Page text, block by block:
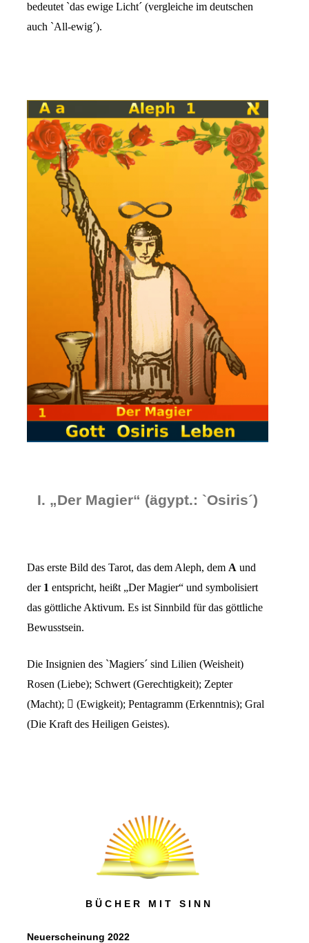
bedeutet `das ewige Licht´ (vergleiche im deutschen
auch `All-ewig´).
I. „Der Magier“ (ägypt.: `Osiris´)
Das erste Bild des Tarot, das dem Aleph, dem A und
der 1 entspricht, heißt „Der Magier“ und symbolisiert
das göttliche Aktivum. Es ist Sinnbild für das göttliche
Bewusstsein.
Die Insignien des `Magiers´ sind Lilien (Weisheit)
Rosen (Liebe); Schwert (Gerechtigkeit); Zepter
(Macht);  (Ewigkeit); Pentagramm (Erkenntnis); Gral
(Die Kraft des Heiligen Geistes).
B Ü C H E R M I T S I N N
Neuerscheinung 2022